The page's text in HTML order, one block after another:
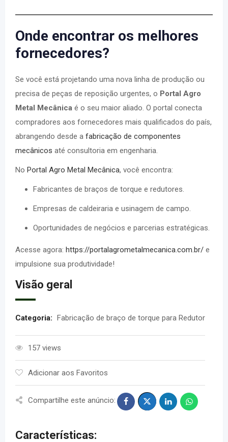
Onde encontrar os melhores
fornecedores?
Se você está projetando uma nova linha de produção ou
precisa de peças de reposição urgentes, o Portal Agro
Metal Mecânica é o seu maior aliado. O portal conecta
compradores aos fornecedores mais qualificados do país,
abrangendo desde a fabricação de componentes
mecânicos até consultoria em engenharia.
No Portal Agro Metal Mecânica, você encontra:
Fabricantes de braços de torque e redutores.
Empresas de caldeiraria e usinagem de campo.
Oportunidades de negócios e parcerias estratégicas.
Acesse agora: https://portalagrometalmecanica.com.br/ e
impulsione sua produtividade!
Visão geral
Categoria: Fabricação de braço de torque para Redutor
157 views
Adicionar aos Favoritos
Compartilhe este anúncio:
Características: